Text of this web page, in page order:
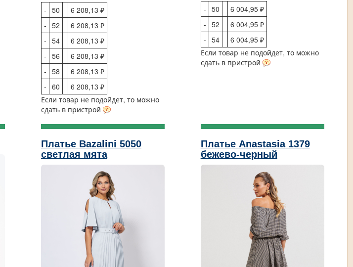
- 50
6 208,13 ₽
- 52
6 208,13 ₽
- 54
6 208,13 ₽
- 56
6 208,13 ₽
- 58
6 208,13 ₽
- 60
6 208,13 ₽
Если товар не подойдет, то можно
сдать в пристрой
- 50
6 004,95 ₽
- 52
6 004,95 ₽
- 54
6 004,95 ₽
Если товар не подойдет, то можно
сдать в пристрой
Платье Bazalini 5050
светлая мята
Платье Anastasia 1379
бежево-черный